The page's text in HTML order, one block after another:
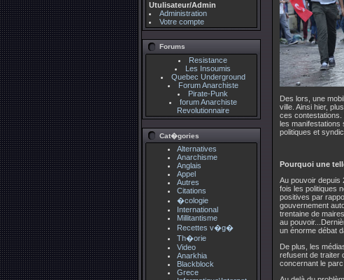
Utulisateur/Admin
Administration
Votre compte
Forums
Resistance
Les Insoumis
Quebec Underground
Forum Anarchiste
Pirate-Punk
forum Anarchiste
Revolutionnaire
Cat�gories
Alternatives
Anarchisme
Anglais
Appel
Autres
Citations
�cologie
International
Millitantisme
Recettes v�g�
Th�orie
Video
Anarkhia
Blackblock
Grece
Des lors, une
ville. Ainsi hier,
ces contestations.
les manifestations
politiques et
Pourquoi une
Au pouvoir depuis
fois les politiques
positives par
gouvernement
trentaine de
au
un énorme débat
De plus, les
refusent de traiter
concernant le parc